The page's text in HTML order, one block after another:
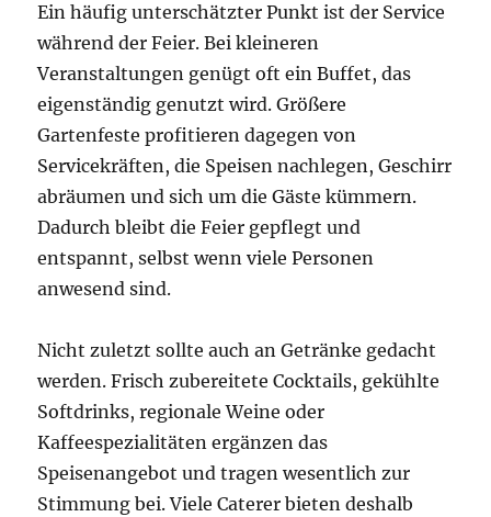
Ein häufig unterschätzter Punkt ist der Service
während der Feier. Bei kleineren
Veranstaltungen genügt oft ein Buffet, das
eigenständig genutzt wird. Größere
Gartenfeste profitieren dagegen von
Servicekräften, die Speisen nachlegen, Geschirr
abräumen und sich um die Gäste kümmern.
Dadurch bleibt die Feier gepflegt und
entspannt, selbst wenn viele Personen
anwesend sind.
Nicht zuletzt sollte auch an Getränke gedacht
werden. Frisch zubereitete Cocktails, gekühlte
Softdrinks, regionale Weine oder
Kaffeespezialitäten ergänzen das
Speisenangebot und tragen wesentlich zur
Stimmung bei. Viele Caterer bieten deshalb